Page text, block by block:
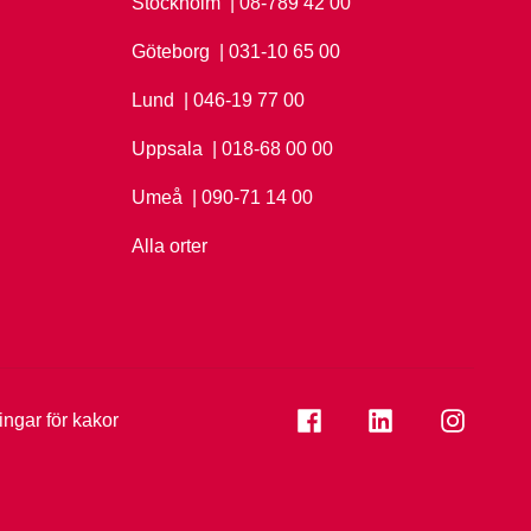
Göteborg Ring Göteborg på
| 031-10 65 00
Lund Ring Lund på
| 046-19 77 00
Uppsala Ring Uppsala på
| 018-68 00 00
Umeå Ring Umeå på
| 090-71 14 00
Alla orter
för kakor Se folkuniversitetet på
Se